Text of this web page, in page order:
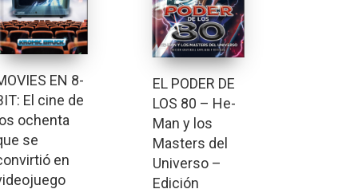
EN 8-
El cine de
ochenta
se
en
EL PODER DE
LOS 80 – He-
Man y los
Masters del
Universo –
Edición